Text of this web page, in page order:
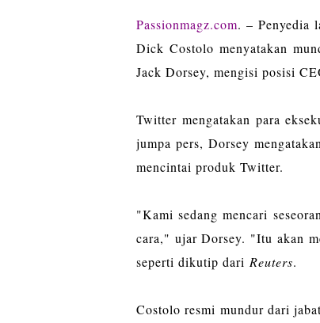
Passionmagz.com. – Penyedia
Dick Costolo menyatakan
Jack Dorsey, mengisi posisi
Twitter mengatakan para
jumpa pers, Dorsey
mencintai produk Twitter.
"Kami sedang mencari
cara," ujar Dorsey. "Itu akan
seperti dikutip dari Reuters.
Costolo resmi mundur dari